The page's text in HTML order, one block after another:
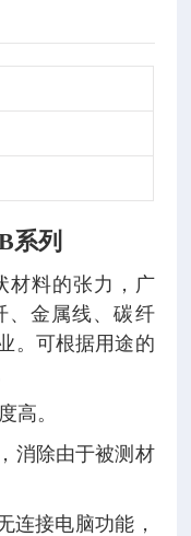
系列
材料的张力，广
、金属线、碳纤
。可根据用途的
高。
除由于被测材
接电脑功能，